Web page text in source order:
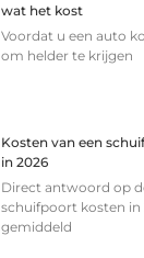
wat het kost
Voordat u een auto
om helder te krijgen
Kosten van een
in 2026
Direct antwoord op
schuifpoort kosten in
gemiddeld